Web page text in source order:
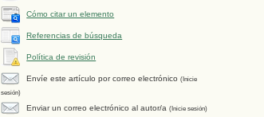
Cómo citar un elemento
Referencias de búsqueda
Política de revisión
Envíe este artículo por correo electrónico(Inicie
sesión)
Enviar un correo electrónico al autor/a(Inicie sesión)